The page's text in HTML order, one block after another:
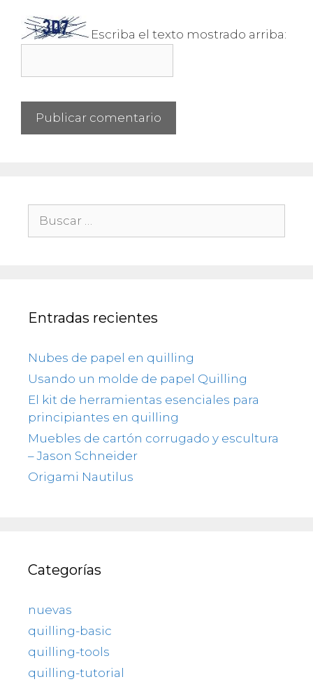
Escriba el texto mostrado arriba:
Entradas recientes
Nubes de papel en quilling
Usando un molde de papel Quilling
El kit de herramientas esenciales para
principiantes en quilling
Muebles de cartón corrugado y escultura
– Jason Schneider
Origami Nautilus
Categorías
nuevas
quilling-basic
quilling-tools
quilling-tutorial